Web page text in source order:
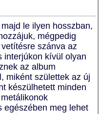
le ilyen hosszban,
mégpedig
szánva az
interjúkon kívül olyan
az album
miként születtek az új
készülhetett minden
egészében meg lehet